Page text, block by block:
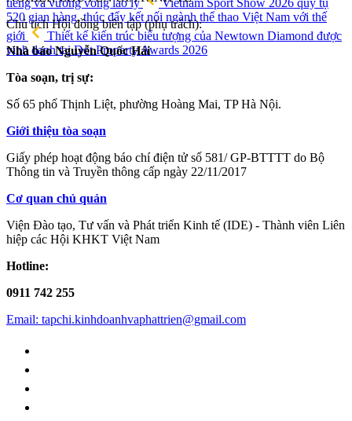
520 gian hàng, thúc đẩy kết nối ngành thể thao Việt Nam với thế
giới
Thiết kế kiến trúc biểu tượng của Newtown Diamond được
vinh danh tại Dot Property Awards 2026
Chủ tịch Hội đồng biên tập (phụ trách):
Nhà báo Nguyễn Quốc Hải
Tòa soạn, trị sự:
Số 65 phố Thịnh Liệt, phường Hoàng Mai, TP Hà Nội.
Giới thiệu tòa soạn
Giấy phép hoạt động báo chí điện tử số 581/ GP-BTTTT do Bộ
Thông tin và Truyền thông cấp ngày 22/11/2017
Cơ quan chủ quản
Viện Đào tạo, Tư vấn và Phát triển Kinh tế (IDE) - Thành viên Liên
hiệp các Hội KHKT Việt Nam
Hotline:
0911 742 255
Email: tapchi.kinhdoanhvaphattrien@gmail.com